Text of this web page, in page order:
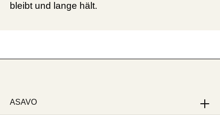
bleibt und lange hält.
ASAVO